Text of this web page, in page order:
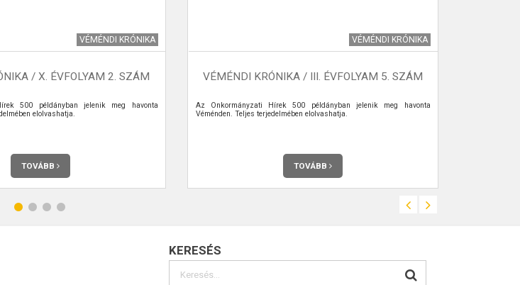
VÉMÉNDI KRÓNIKA
/ X. ÉVFOLYAM 2. SZÁM
500 példányban jelenik meg havonta
elolvashatja.
TOVÁBB
VÉMÉNDI KRÓNIKA
VÉMÉNDI KRÓNIKA / III. ÉVFOLYAM 5. SZÁM
Az Önkormányzati Hírek 500 példányban jelenik meg havonta
Véménden. Teljes terjedelmében elolvashatja.
TOVÁBB
KERESÉS